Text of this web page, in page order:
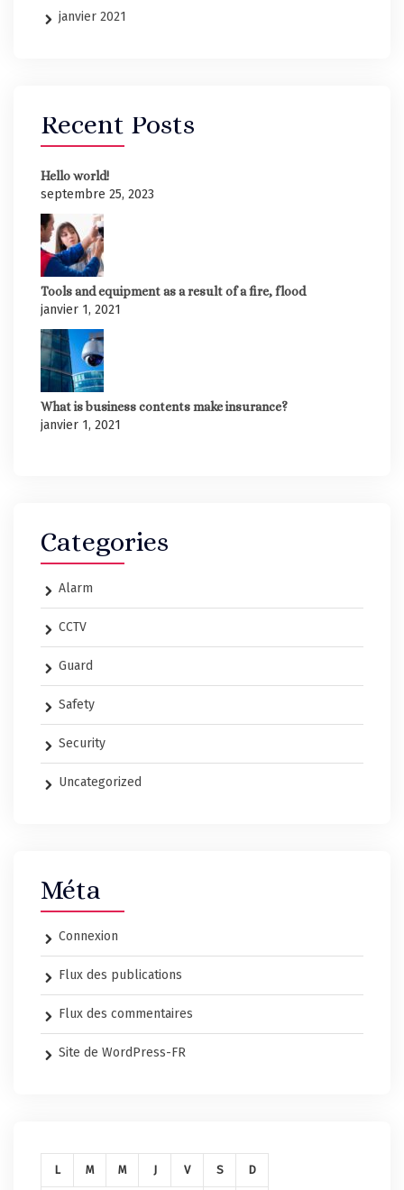
janvier 2021
Recent Posts
Hello world!
septembre 25, 2023
Tools and equipment as a result of a fire, flood
janvier 1, 2021
What is business contents make insurance?
janvier 1, 2021
Categories
Alarm
CCTV
Guard
Safety
Security
Uncategorized
Méta
Connexion
Flux des publications
Flux des commentaires
Site de WordPress-FR
L M M J V S D